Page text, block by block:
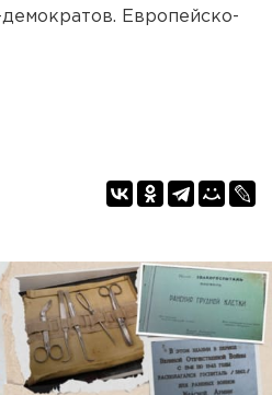
Европейско-